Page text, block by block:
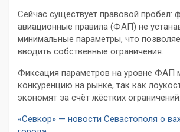
Сейчас существует правовой пробел:
авиационные правила (ФАП) не
минимальные параметры, что
вводить собственные ограничения.
Фиксация параметров на уровне ФАП
конкуренцию на рынке, так как
экономят за счёт жёстких ограничений.
«Севкор» — новости Севастополя о